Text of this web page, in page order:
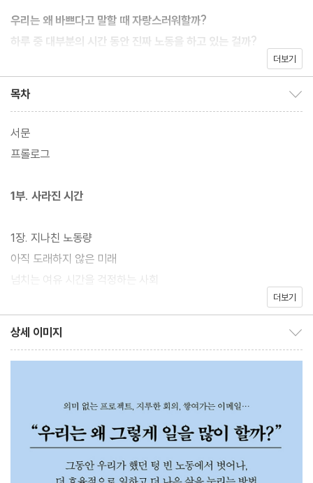
우리는 왜 바쁘다고 말할 때 자랑스러워할까?
하루 중 대부분의 시간 동안 진짜 노동을 하고 있는 걸까?
『가짜 노동:스스로 만드는 번아웃의 세계』는 우리 사회에 금기시되
었던, 하는 일 없이 바쁘고 무의미하게 시간만 낭비하는 일, 즉 ‘가짜
노동’은 무엇이고, 어떻게 우리의 과잉 노동을 불러왔는지에 대해 깊
화, 다양한 조직에서 자신의 가짜 노동을 깨달은 사람들의 솔직한 인
학 분야에서 가장 많이 인용되는 저작들을 남긴 데니스 뇌르마르크
와 철학자 아네르스 포그 옌센은 이 책을 통해 자신들의 노동, 문화,
정치, 역사, 사회에 대한 폭넓은 지식을 바탕으로 노동에 대한 새로
운 철학적 관점을 제시한다. 책은 ‘사라진 시간’ ‘사라진 의미’ ‘시간
과 의미 되찾기’라는 세 가지 큰 파트로 구성되어 있으며, 이 내용 안
에서 일하는 누구나 필연적으로 마주할 수 있는 다양한 문제를 조명
더보기
목차
서문
프롤로그
1부. 사라진 시간
1장. 지나친 노동량
아직 도래하지 않은 미래
넘치는 여유 시간을 걱정하는 사회
예상과 너무 다른 현재노동시간의 단축과 더 나은 삶을 위한 진보
가짜 노동하는 사무직의 탄생노동의 효율을 위한 변명, 관리직의 증
가
노동자혁신과 맞바꾼 혹독한 노동
예상을 빗나간 진보, 대침체의 시대
우린 대체 온종일 뭘 그렇게 하는가
더보기
상세 이미지